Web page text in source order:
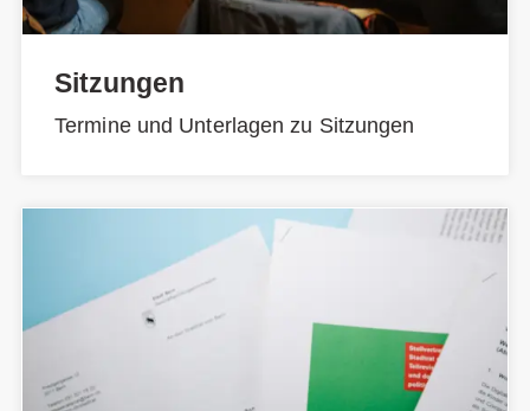
Sitzungen
Termine und Unterlagen zu Sitzungen